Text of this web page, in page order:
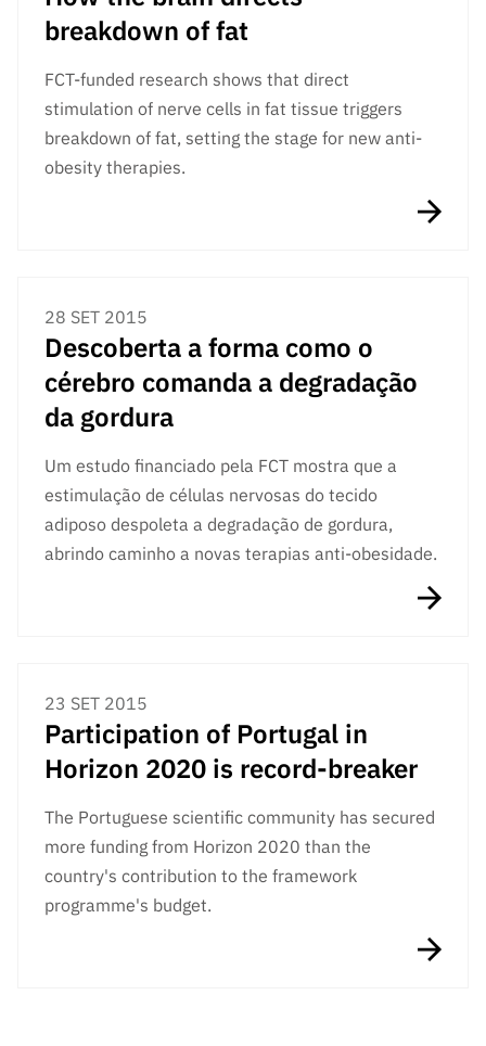
breakdown of fat
FCT-funded research shows that direct
stimulation of nerve cells in fat tissue triggers
breakdown of fat, setting the stage for new anti-
obesity therapies.
28 SET 2015
Descoberta a forma como o
cérebro comanda a degradação
da gordura
Um estudo financiado pela FCT mostra que a
estimulação de células nervosas do tecido
adiposo despoleta a degradação de gordura,
abrindo caminho a novas terapias anti-obesidade.
23 SET 2015
Participation of Portugal in
Horizon 2020 is record-breaker
The Portuguese scientific community has secured
more funding from Horizon 2020 than the
country's contribution to the framework
programme's budget.